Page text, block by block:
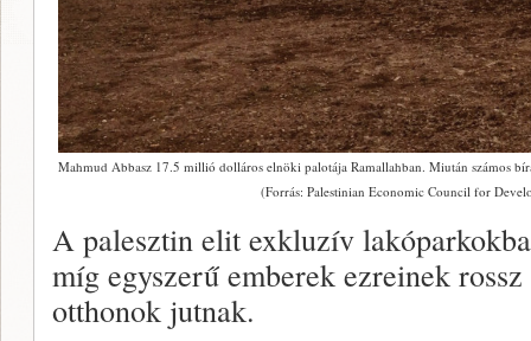
Mahmud Abbasz 17.5 millió dolláros elnöki palotája Ramallahban. Miután számos
(Forrás: Palestinian Economic Council for
A palesztin elit exkluzív
míg egyszerű emberek ezreinek
otthonok jutnak.